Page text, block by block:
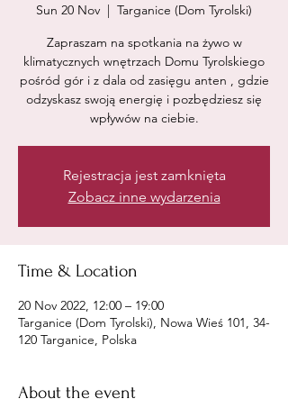
Sun 20 Nov
  |
Targanice (Dom Tyrolski)
Zapraszam na spotkania na żywo w
klimatycznych wnętrzach Domu Tyrolskiego
pośród gór i z dala od zasięgu anten , gdzie
odzyskasz swoją energię i pozbędziesz się
wpływów na ciebie.
Rejestracja jest zamknięta
Zobacz inne wydarzenia
Time & Location
20 Nov 2022, 12:00 – 19:00
Targanice (Dom Tyrolski), Nowa Wieś 101, 34-
120 Targanice, Polska
About the event